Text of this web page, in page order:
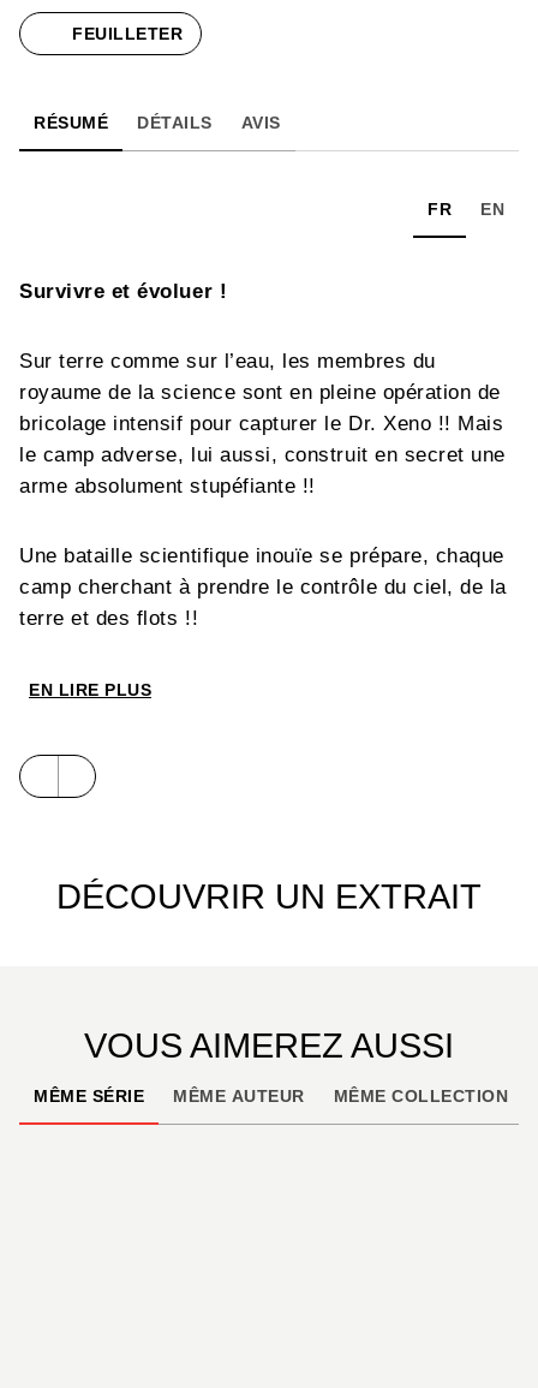
FEUILLETER
RÉSUMÉ DÉTAILS AVIS
FR EN
Survivre et évoluer !
Sur terre comme sur l’eau, les membres du
royaume de la science sont en pleine opération de
bricolage intensif pour capturer le Dr. Xeno !! Mais
le camp adverse, lui aussi, construit en secret une
arme absolument stupéfiante !!
Une bataille scientifique inouïe se prépare, chaque
camp cherchant à prendre le contrôle du ciel, de la
terre et des flots !!
EN LIRE PLUS
DÉCOUVRIR UN EXTRAIT
VOUS AIMEREZ AUSSI
MÊME SÉRIE MÊME AUTEUR MÊME COLLECTION